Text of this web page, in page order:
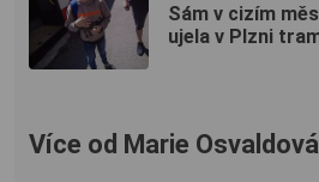
Sám v cizím
ujela v Plzni
Více od Marie Osvaldová